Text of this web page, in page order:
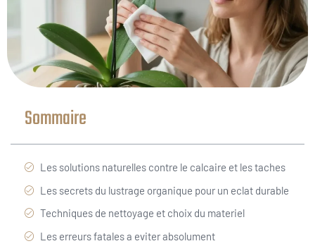
Sommaire
Les solutions naturelles contre le calcaire et les taches
Les secrets du lustrage organique pour un eclat durable
Techniques de nettoyage et choix du materiel
Les erreurs fatales a eviter absolument